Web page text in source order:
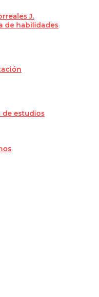
J.
de habilidades
estudios